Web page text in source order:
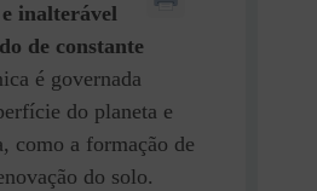
inalterável
de constante
é governada
do planeta e
como a formação de
do solo.